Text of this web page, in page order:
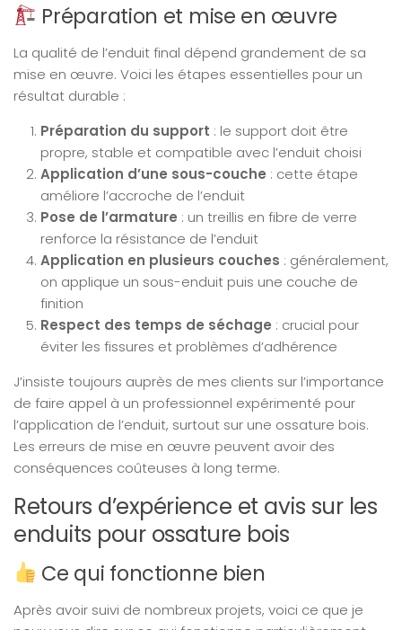
Préparation et mise en œuvre
La qualité de l’enduit final dépend grandement de sa
mise en œuvre. Voici les étapes essentielles pour un
résultat durable :
Préparation du support : le support doit être
propre, stable et compatible avec l’enduit choisi
Application d’une sous-couche : cette étape
améliore l’accroche de l’enduit
Pose de l’armature : un treillis en fibre de verre
renforce la résistance de l’enduit
Application en plusieurs couches : généralement,
on applique un sous-enduit puis une couche de
finition
Respect des temps de séchage : crucial pour
éviter les fissures et problèmes d’adhérence
J’insiste toujours auprès de mes clients sur l’importance
de faire appel à un professionnel expérimenté pour
l’application de l’enduit, surtout sur une ossature bois.
Les erreurs de mise en œuvre peuvent avoir des
conséquences coûteuses à long terme.
Retours d’expérience et avis sur les
enduits pour ossature bois
Ce qui fonctionne bien
Après avoir suivi de nombreux projets, voici ce que je